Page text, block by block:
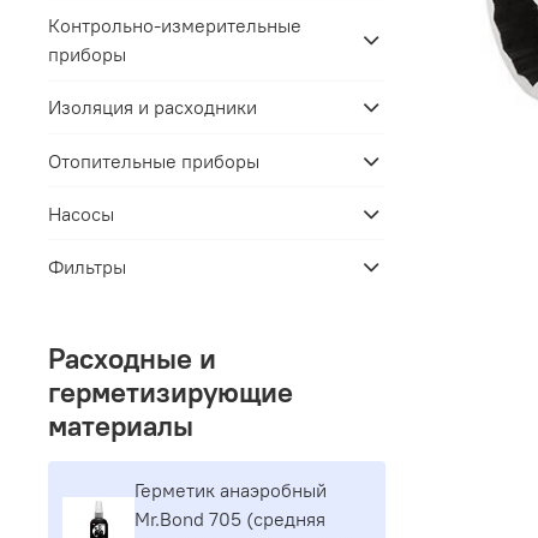
Контрольно-измерительные
приборы
Изоляция и расходники
Отопительные приборы
Насосы
Фильтры
Расходные и
герметизирующие
материалы
Герметик aнaэpoбный
Mr.Bond 705 (средняя